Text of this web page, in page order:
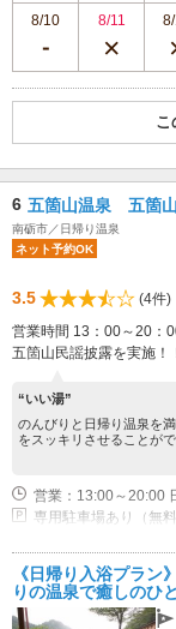
8/10 8/11
こ
6 五箇山温泉 五箇
南砺市／日帰り温泉
ネット予約OK
3.5
(4件)
営業時間 13：00～20：
五箇山民謡披露を実施！
“いい湯”
のんびりと日帰り温泉を
をスッキリさせることがで
営業：13:00～20:00
専用駐車場あり（無
《日帰り入浴プラン
りの温泉で癒しのひ